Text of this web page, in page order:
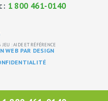
1 800 461-0140
JEU : AIDE ET RÉFÉRENCE
WEB PAR DESIGN